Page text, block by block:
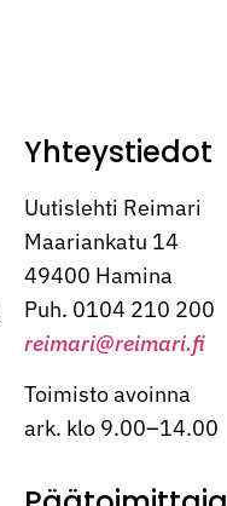
Yhteystiedot
Uutislehti Reimari
Maariankatu 14
49400 Hamina
Puh. 0104 210 200
reimari@reimari.fi
Toimisto avoinna
ark. klo 9.00–14.00